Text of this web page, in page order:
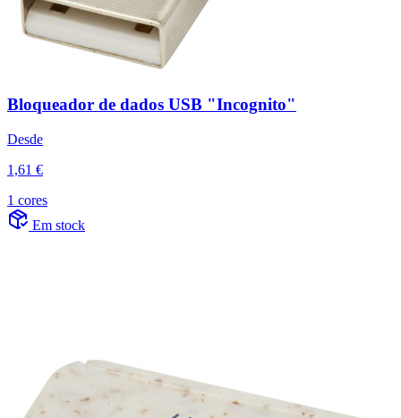
Bloqueador de dados USB "Incognito"
Desde
1,61 €
1 cores
Em stock